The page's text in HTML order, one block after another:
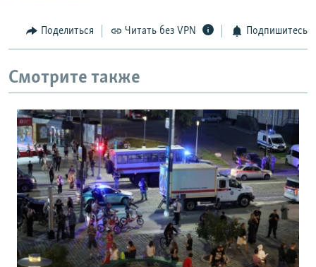
Поделиться Читать без VPN Подпишитесь
Смотрите также